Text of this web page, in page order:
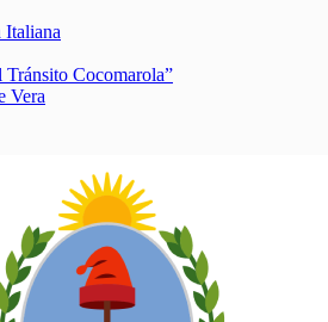
Italiana
Cocomarola”
Vera